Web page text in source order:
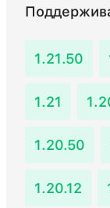
1.21.50
1.21
1.20.50
1.20.12